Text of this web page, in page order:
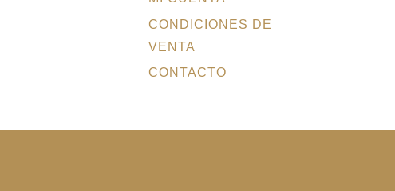
CONDICIONES DE
VENTA
CONTACTO